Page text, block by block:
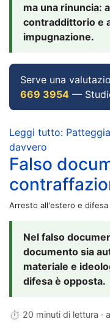
ma una rinuncia:
contraddittorio e
impugnazione.
Serve una
669 3954 —
Leggi tutto:
davvero
Falso
Arresto all'estero e difesa
Nel falso
documento sia
materiale e
difesa è opposta.
⏱ 20 minuti di lettura ·